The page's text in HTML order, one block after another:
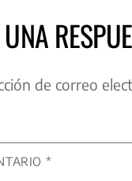
de correo
*